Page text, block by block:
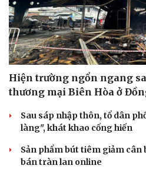
Cải chính
Hiện trường ngổn ngang
thương mại Biên Hòa ở
Sau sáp nhập thôn, tổ dân
làng", khát khao cống hiến
Sản phẩm bút tiêm giảm
bán tràn lan online